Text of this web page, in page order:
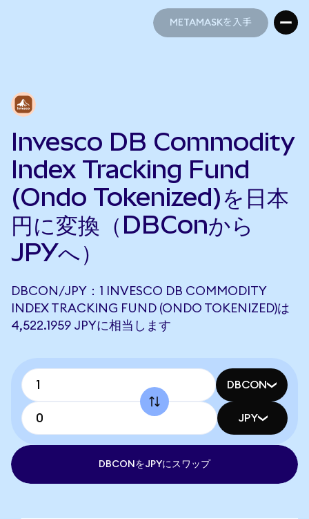
METAMASKを入手
Invesco DB Commodity
Index Tracking Fund
(Ondo Tokenized)を日本
円に変換（DBConから
JPYへ）
DBCON/JPY：1 INVESCO DB COMMODITY
INDEX TRACKING FUND (ONDO TOKENIZED)は
4,522.1959 JPYに相当します
DBCON
JPY
DBCONをJPYにスワップ